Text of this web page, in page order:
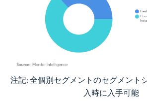
画像 © Mordor Intelligence。再利用にはCC BY 4.0
注記: 全個別セグメントのセグメント
入時に入手可能